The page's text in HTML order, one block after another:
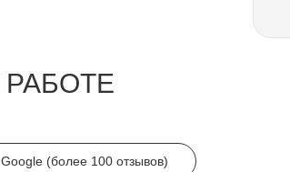
Google (более 100 отзывов)